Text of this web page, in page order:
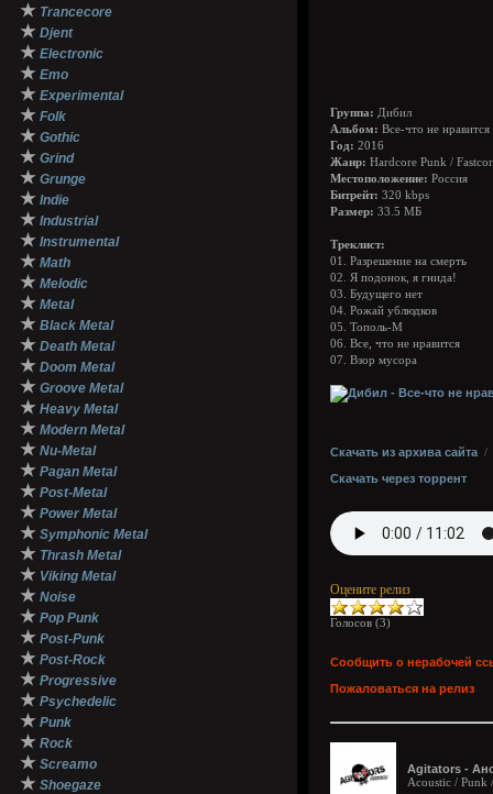
★ Trancecore
★ Djent
★ Electronic
★ Emo
★ Experimental
★ Folk
★ Gothic
★ Grind
★ Grunge
★ Indie
★ Industrial
★ Instrumental
★ Math
★ Melodic
★ Metal
★ Black Metal
★ Death Metal
★ Doom Metal
★ Groove Metal
★ Heavy Metal
★ Modern Metal
★ Nu-Metal
★ Pagan Metal
★ Post-Metal
★ Power Metal
★ Symphonic Metal
★ Thrash Metal
★ Viking Metal
★ Noise
★ Pop Punk
★ Post-Punk
★ Post-Rock
★ Progressive
★ Psychedelic
★ Punk
★ Rock
★ Screamo
★ Shoegaze
Группа: Дибил
Альбом: Все-что не нравится
Год: 2016
Жанр: Hardcore Punk /
Местоположение: Россия
Битрейт: 320 kbps
Размер: 33.5 МБ
Треклист:
01. Разрешение на смерть
02. Я подонок, я гнида!
03. Будущего нет
04. Рожай ублюдков
05. Тополь-М
06. Все, что не нравится
07. Взор мусора
Скачать из архива сайта /
Скачать через торрент
Оцените релиз
Голосов (3)
Сообщить о нерабочей
Пожаловаться на релиз
Agitators -
Acoustic / Punk